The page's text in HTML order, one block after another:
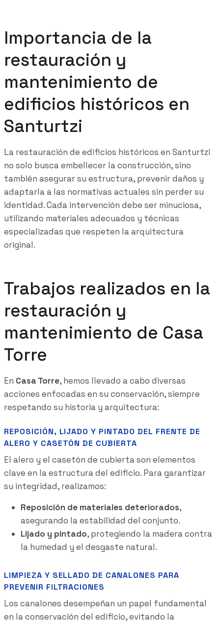
Importancia de la
restauración y
mantenimiento de
edificios históricos en
Santurtzi
La restauración de edificios históricos en Santurtzi
no solo busca embellecer la construcción, sino
también asegurar su estructura, prevenir daños y
adaptarla a las normativas actuales sin perder su
identidad. Cada intervención debe ser minuciosa,
utilizando materiales adecuados y técnicas
especializadas que respeten la arquitectura
original.
Trabajos realizados en la
restauración y
mantenimiento de Casa
Torre
En Casa Torre, hemos llevado a cabo diversas
acciones enfocadas en su conservación, siempre
respetando su historia y arquitectura:
REPOSICIÓN, LIJADO Y PINTADO DEL FRENTE DE
ALERO Y CASETÓN DE CUBIERTA
El alero y el casetón de cubierta son elementos
clave en la estructura del edificio. Para garantizar
su integridad, realizamos:
Reposición de materiales deteriorados,
asegurando la estabilidad del conjunto.
Lijado y pintado, protegiendo la madera contra
la humedad y el desgaste natural.
LIMPIEZA Y SELLADO DE CANALONES PARA
PREVENIR FILTRACIONES
Los canalones desempeñan un papel fundamental
en la conservación del edificio, evitando la